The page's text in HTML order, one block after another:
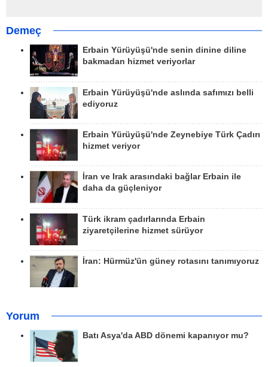
Demeç
Erbain Yürüyüşü'nde senin dinine diline
bakmadan hizmet veriyorlar
Erbain Yürüyüşü'nde aslında safımızı belli
ediyoruz
Erbain Yürüyüşü'nde Zeynebiye Türk Çadırı
hizmet veriyor
İran ve Irak arasındaki bağlar Erbain ile
daha da güçleniyor
Türk ikram çadırlarında Erbain
ziyaretçilerine hizmet sürüyor
İran: Hürmüz'ün güney rotasını tanımıyoruz
Yorum
Batı Asya'da ABD dönemi kapanıyor mu?